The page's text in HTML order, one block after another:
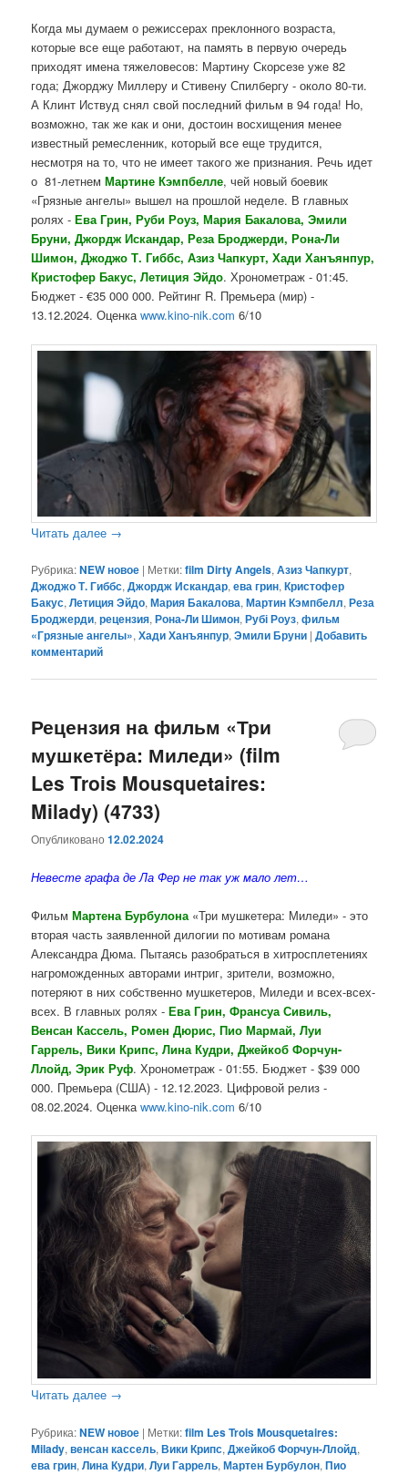
Когда мы думаем о режиссерах преклонного возраста,
которые все еще работают, на память в первую очередь
приходят имена тяжеловесов: Мартину Скорсезе уже 82
года; Джорджу Миллеру и Стивену Спилбергу - около 80-ти.
А Клинт Иствуд снял свой последний фильм в 94 года! Но,
возможно, так же как и они, достоин восхищения менее
известный ремесленник, который все еще трудится,
несмотря на то, что не имеет такого же признания. Речь идет
о 81-летнемМартине Кэмпбелле, чей новый боевик
«Грязные ангелы» вышел на прошлой неделе. В главных
ролях -Ева Грин, Руби Роуз, Мария Бакалова, Эмили
Бруни, Джордж Искандар, Реза Броджерди, Рона-Ли
Шимон, Джоджо Т. Гиббс, Азиз Чапкурт, Хади Ханъянпур,
Кристофер Бакус, Летиция Эйдо. Хронометраж - 01:45.
Бюджет - €35 000 000. Рейтинг R. Премьера (мир) -
13.12.2024. Оценкаwww.kino-nik.com 6/10
Читать далее →
Рубрика:NEW новое | Метки:film Dirty Angels,Азиз Чапкурт,
Джоджо Т. Гиббс,Джордж Искандар,ева грин,Кристофер
Бакус,Летиция Эйдо,Мария Бакалова,Мартин Кэмпбелл,Реза
Броджерди,рецензия,Рона-Ли Шимон,Рубі Роуз,фильм
«Грязные ангелы»,Хади Ханъянпур,Эмили Бруни |Добавить
комментарий
Рецензия на фильм «Три
мушкетёра: Миледи» (film
Les Trois Mousquetaires:
Milady) (4733)
Опубликовано12.02.2024
Невесте графа де Ла Фер не так уж мало лет…
ФильмМартена Бурбулона «Три мушкетера: Миледи» - это
вторая часть заявленной дилогии по мотивам романа
Александра Дюма. Пытаясь разобраться в хитросплетениях
нагроможденных авторами интриг, зрители, возможно,
потеряют в них собственно мушкетеров, Миледи и всех-всех-
всех. В главных ролях -Ева Грин, Франсуа Сивиль,
Венсан Кассель, Ромен Дюрис, Пио Мармай, Луи
Гаррель, Вики Крипс, Лина Кудри, Джейкоб Форчун-
Ллойд, Эрик Руф. Хронометраж - 01:55. Бюджет - $39 000
000. Премьера (США) - 12.12.2023. Цифровой релиз -
08.02.2024. Оценкаwww.kino-nik.com 6/10
Читать далее →
Рубрика:NEW новое | Метки:film Les Trois Mousquetaires:
Milady,венсан кассель,Вики Крипс,Джейкоб Форчун-Ллойд,
ева грин,Лина Кудри,Луи Гаррель,Мартен Бурбулон,Пио